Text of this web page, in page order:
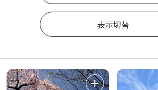
表示切替